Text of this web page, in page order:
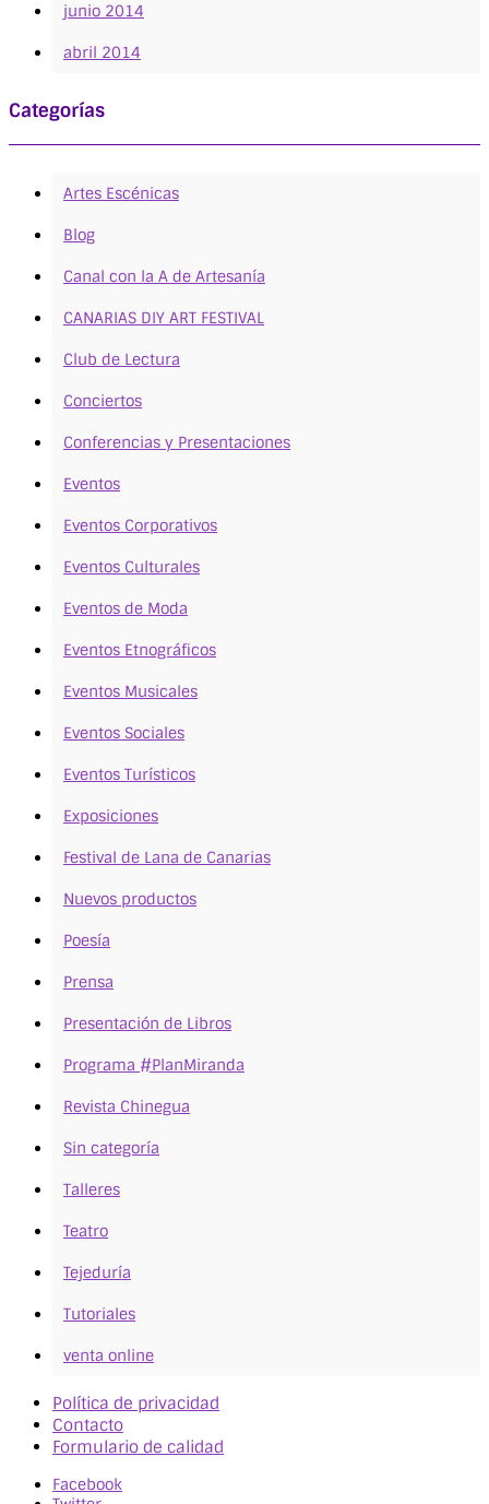
junio 2014
abril 2014
Categorías
Artes Escénicas
Blog
Canal con la A de Artesanía
CANARIAS DIY ART FESTIVAL
Club de Lectura
Conciertos
Conferencias y Presentaciones
Eventos
Eventos Corporativos
Eventos Culturales
Eventos de Moda
Eventos Etnográficos
Eventos Musicales
Eventos Sociales
Eventos Turísticos
Exposiciones
Festival de Lana de Canarias
Nuevos productos
Poesía
Prensa
Presentación de Libros
Programa #PlanMiranda
Revista Chinegua
Sin categoría
Talleres
Teatro
Tejeduría
Tutoriales
venta online
Política de privacidad
Contacto
Formulario de calidad
Facebook